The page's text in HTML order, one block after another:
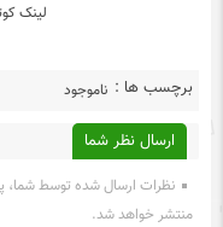
لینک
برچسب ها : ناموجود
ارسال نظر شما
نظرات ارسال شده توسط شما،
منتشر خواهد شد.